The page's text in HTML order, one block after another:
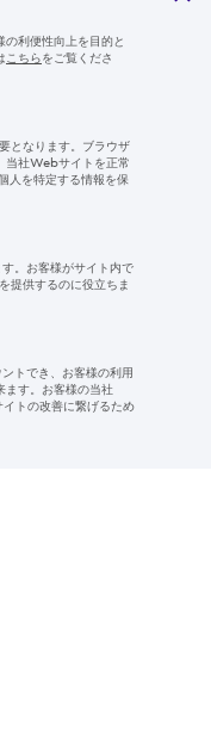
Japan | JP
利便性向上を目的と
こちらをご覧くださ
となります。ブラウザ
当社Webサイトを正常
人を特定する情報を保
。お客様がサイト内で
提供するのに役立ちま
トでき、お客様の利用
ます。お客様の当社
トの改善に繋げるため